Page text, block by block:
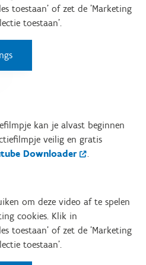
toestaan' of zet de 'Marketing
toestaan'.
kan je alvast beginnen
veilig en gratis
Downloader .
om deze video af te spelen
cookies. Klik in
toestaan' of zet de 'Marketing
toestaan'.